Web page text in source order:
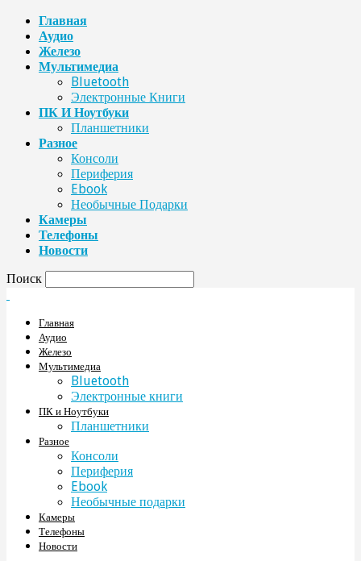
Главная
Аудио
Железо
Мультимедиа
Bluetooth
Электронные Книги
ПК И Ноутбуки
Планшетники
Разное
Консоли
Периферия
Ebook
Необычные Подарки
Камеры
Телефоны
Новости
Поиск
Главная
Аудио
Железо
Мультимедиа
Bluetooth
Электронные книги
ПК и Ноутбуки
Планшетники
Разное
Консоли
Периферия
Ebook
Необычные подарки
Камеры
Телефоны
Новости